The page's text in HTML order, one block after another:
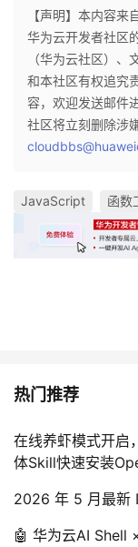
【声明】本内容
华为云开发者社区
（华为云社区）
和本社区有权追究
容，欢迎发送邮件
社区将立刻删除涉
JavaScript 函数
热门推荐
在线养虾模式开启
体Skill快速安装
2026 年 5 月最新
🤖 华为云AI Shell